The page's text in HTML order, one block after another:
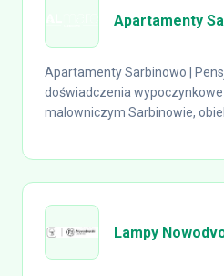
Apartamenty
Apartamenty Sarbinowo |
doświadczenia
malowniczym Sarbinowie,
Lampy